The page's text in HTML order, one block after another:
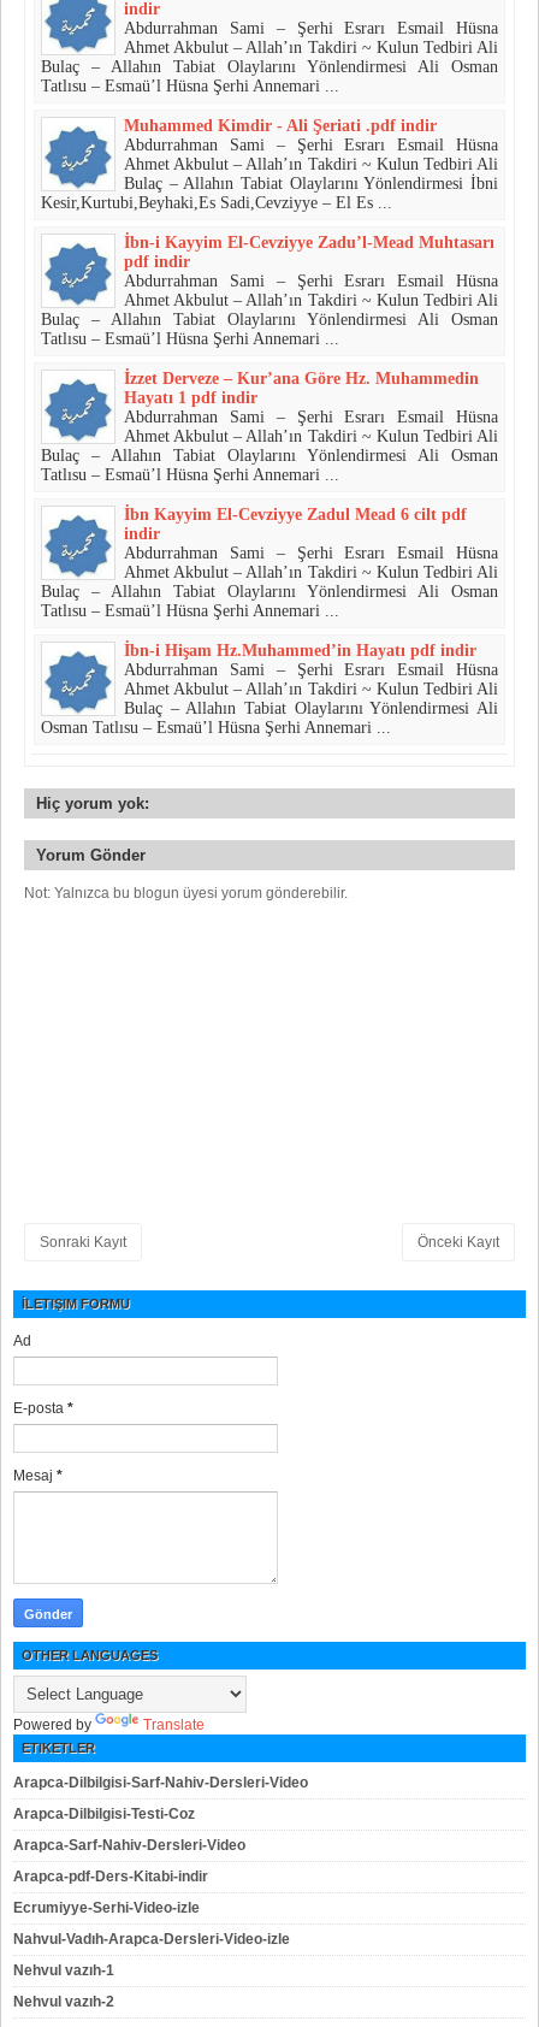
indir
Abdurrahman Sami – Şerhi Esrarı Esmail Hüsna
Ahmet Akbulut – Allah’ın Takdiri ~ Kulun Tedbiri Ali
Bulaç – Allahın Tabiat Olaylarını Yönlendirmesi Ali Osman
Tatlısu – Esmaü’l Hüsna Şerhi Annemari ...
Muhammed Kimdir - Ali Şeriati .pdf indir
Abdurrahman Sami – Şerhi Esrarı Esmail Hüsna
Ahmet Akbulut – Allah’ın Takdiri ~ Kulun Tedbiri Ali
Bulaç – Allahın Tabiat Olaylarını Yönlendirmesi İbni
Kesir,Kurtubi,Beyhaki,Es Sadi,Cevziyye – El Es ...
İbn-i Kayyim El-Cevziyye Zadu’l-Mead Muhtasarı
pdf indir
Abdurrahman Sami – Şerhi Esrarı Esmail Hüsna
Ahmet Akbulut – Allah’ın Takdiri ~ Kulun Tedbiri Ali
Bulaç – Allahın Tabiat Olaylarını Yönlendirmesi Ali Osman
Tatlısu – Esmaü’l Hüsna Şerhi Annemari ...
İzzet Derveze – Kur’ana Göre Hz. Muhammedin
Hayatı 1 pdf indir
Abdurrahman Sami – Şerhi Esrarı Esmail Hüsna
Ahmet Akbulut – Allah’ın Takdiri ~ Kulun Tedbiri Ali
Bulaç – Allahın Tabiat Olaylarını Yönlendirmesi Ali Osman
Tatlısu – Esmaü’l Hüsna Şerhi Annemari ...
İbn Kayyim El-Cevziyye Zadul Mead 6 cilt pdf
indir
Abdurrahman Sami – Şerhi Esrarı Esmail Hüsna
Ahmet Akbulut – Allah’ın Takdiri ~ Kulun Tedbiri Ali
Bulaç – Allahın Tabiat Olaylarını Yönlendirmesi Ali Osman
Tatlısu – Esmaü’l Hüsna Şerhi Annemari ...
İbn-i Hişam Hz.Muhammed’in Hayatı pdf indir
Abdurrahman Sami – Şerhi Esrarı Esmail Hüsna
Ahmet Akbulut – Allah’ın Takdiri ~ Kulun Tedbiri Ali
Bulaç – Allahın Tabiat Olaylarını Yönlendirmesi Ali
Osman Tatlısu – Esmaü’l Hüsna Şerhi Annemari ...
Hiç yorum yok:
Yorum Gönder
Not: Yalnızca bu blogun üyesi yorum gönderebilir.
Sonraki Kayıt Önceki Kayıt
İLETIŞIM FORMU
Ad
E-posta*
Mesaj*
OTHER LANGUAGES
Powered by Translate
ETIKETLER
Arapca-Dilbilgisi-Sarf-Nahiv-Dersleri-Video
Arapca-Dilbilgisi-Testi-Coz
Arapca-Sarf-Nahiv-Dersleri-Video
Arapca-pdf-Ders-Kitabi-indir
Ecrumiyye-Serhi-Video-izle
Nahvul-Vadıh-Arapca-Dersleri-Video-izle
Nehvul vazıh-1
Nehvul vazıh-2